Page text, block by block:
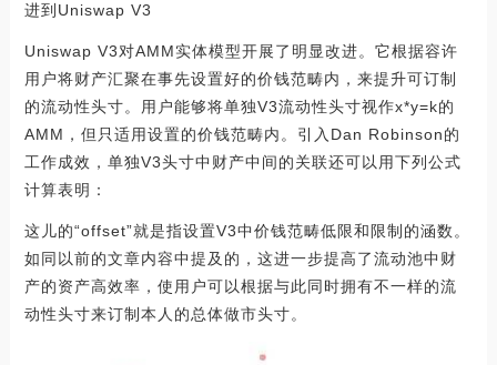
进到Uniswap V3
Uniswap V3对AMM实体模型开展了明显改进。它根据容许
用户将财产汇聚在事先设置好的价钱范畴内，来提升可订制
的流动性头寸。用户能够将单独V3流动性头寸视作x*y=k的
AMM，但只适用设置的价钱范畴内。引入Dan Robinson的
工作成效，单独V3头寸中财产中间的关联还可以用下列公式
计算表明：
这儿的“offset”就是指设置V3中价钱范畴低限和限制的涵数。
如同以前的文章内容中提及的，这进一步提高了流动池中财
产的资产高效率，使用户可以根据与此同时拥有不一样的流
动性头寸来订制本人的总体做市头寸。